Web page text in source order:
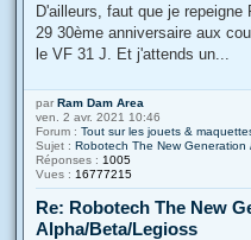
D'ailleurs, faut que je
29 30ème anniversaire aux
le VF 31 J. Et j'attends un...
par Ram Dam Area
ven. 2 avr. 2021 10:46
Forum : Tout sur les jouets &
Sujet : Robotech The New
Réponses : 1005
Vues : 16777215
Re: Robotech The New
Alpha/Beta/Legioss